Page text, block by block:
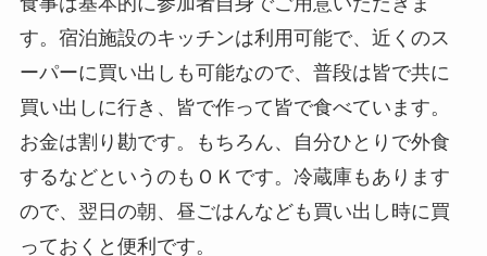
す。宿泊施設のキッチンは利用可能で、近くのス
ーパーに買い出しも可能なので、普段は皆で共に
買い出しに行き、皆で作って皆で食べています。
お金は割り勘です。もちろん、自分ひとりで外食
するなどというのもＯＫです。冷蔵庫もあります
ので、翌日の朝、昼ごはんなども買い出し時に買
っておくと便利です。